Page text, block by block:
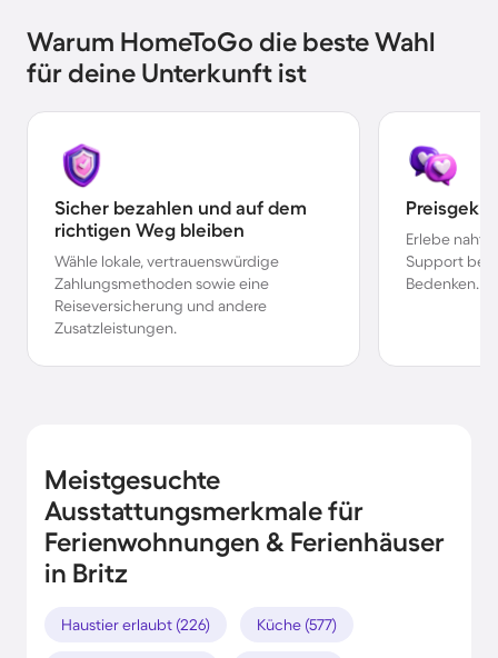
Warum HomeToGo die beste Wahl
für deine Unterkunft ist
Sicher bezahlen und auf dem
richtigen Weg bleiben
Wähle lokale, vertrauenswürdige
Zahlungsmethoden sowie eine
Reiseversicherung und andere
Zusatzleistungen.
Erlebe
Support bei
Bedenken.
Meistgesuchte
Ausstattungsmerkmale für
Ferienwohnungen & Ferienhäuser
in Britz
Haustier erlaubt (226) Küche (577)